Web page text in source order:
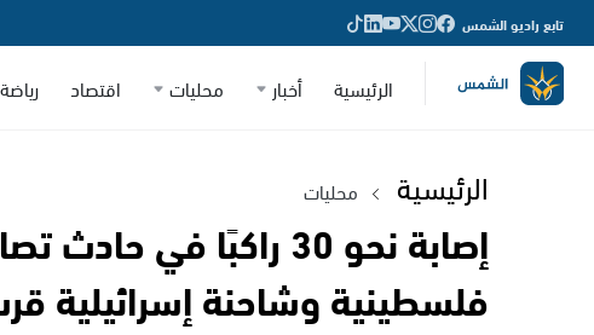
تابع راديو الشمس
الرئيسية أخبار محليات اقتصاد رياضة
الرئيسية محليات
إصابة نحو 30 راكبًا في
فلسطينية وشاحنة إسرائيلية